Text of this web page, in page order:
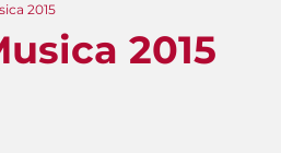
2015
2015